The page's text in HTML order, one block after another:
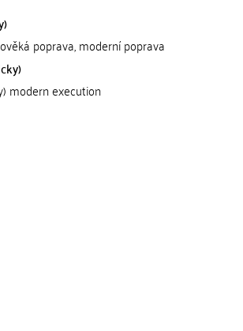
poprava, moderní poprava
modern execution